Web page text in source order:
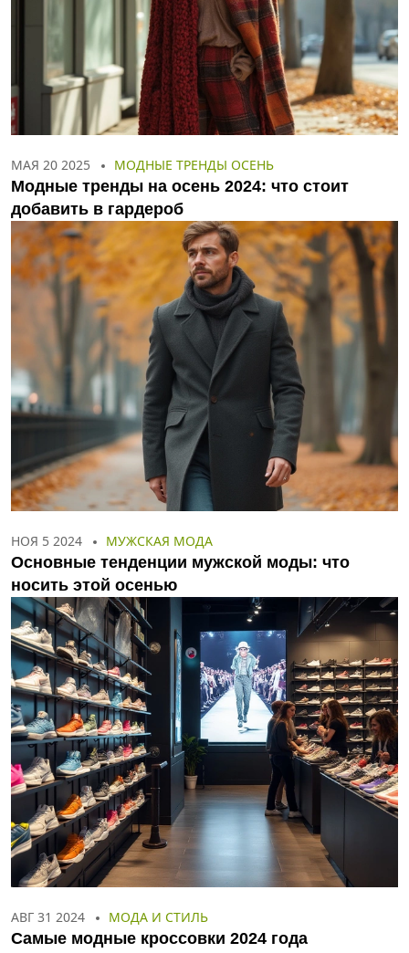
МАЯ 20 2025 МОДНЫЕ ТРЕНДЫ ОСЕНЬ
Модные тренды на осень 2024: что стоит
добавить в гардероб
НОЯ 5 2024 МУЖСКАЯ МОДА
Основные тенденции мужской моды: что
носить этой осенью
АВГ 31 2024 МОДА И СТИЛЬ
Самые модные кроссовки 2024 года